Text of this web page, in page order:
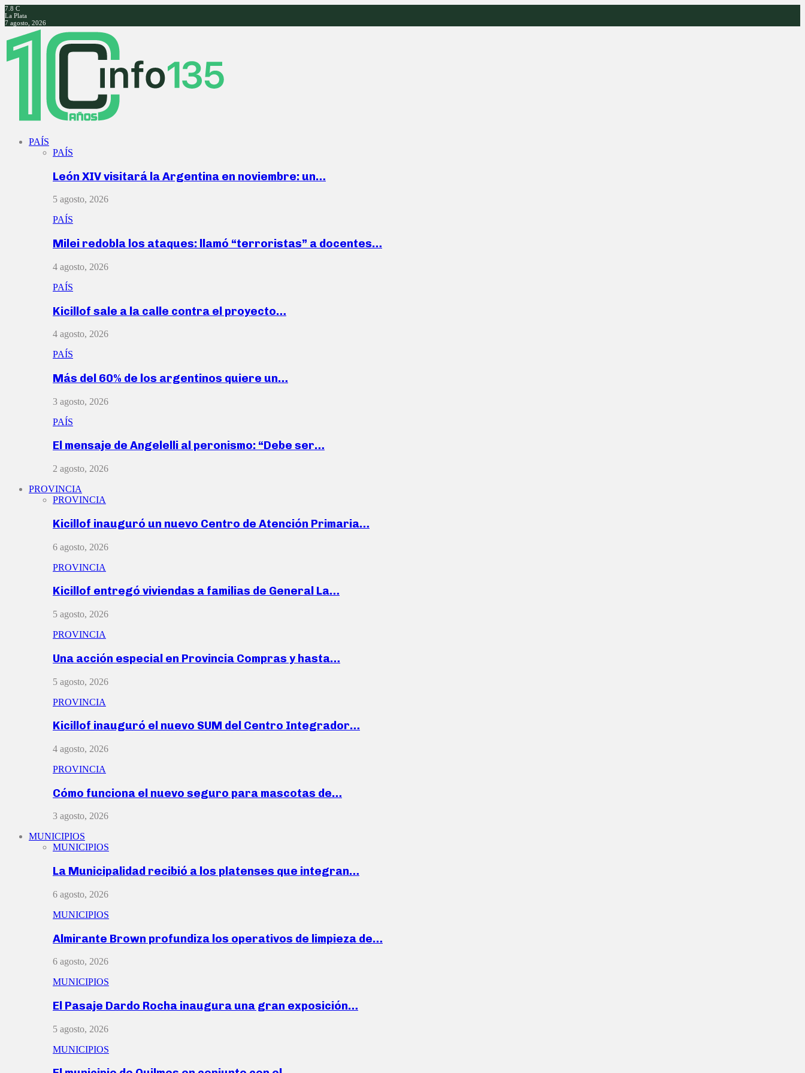
7.8 C
La Plata
7 agosto, 2026
Facebook
Twitter
Instagram
Youtube
PAÍS
PAÍS
León XIV visitará la Argentina en noviembre: un…
5 agosto, 2026
PAÍS
Milei redobla los ataques: llamó “terroristas” a docentes…
4 agosto, 2026
PAÍS
Kicillof sale a la calle contra el proyecto…
4 agosto, 2026
PAÍS
Más del 60% de los argentinos quiere un…
3 agosto, 2026
PAÍS
El mensaje de Angelelli al peronismo: “Debe ser…
2 agosto, 2026
PROVINCIA
PROVINCIA
Kicillof inauguró un nuevo Centro de Atención Primaria…
6 agosto, 2026
PROVINCIA
Kicillof entregó viviendas a familias de General La…
5 agosto, 2026
PROVINCIA
Una acción especial en Provincia Compras y hasta…
5 agosto, 2026
PROVINCIA
Kicillof inauguró el nuevo SUM del Centro Integrador…
4 agosto, 2026
PROVINCIA
Cómo funciona el nuevo seguro para mascotas de…
3 agosto, 2026
MUNICIPIOS
MUNICIPIOS
La Municipalidad recibió a los platenses que integran…
6 agosto, 2026
MUNICIPIOS
Almirante Brown profundiza los operativos de limpieza de…
6 agosto, 2026
MUNICIPIOS
El Pasaje Dardo Rocha inaugura una gran exposición…
5 agosto, 2026
MUNICIPIOS